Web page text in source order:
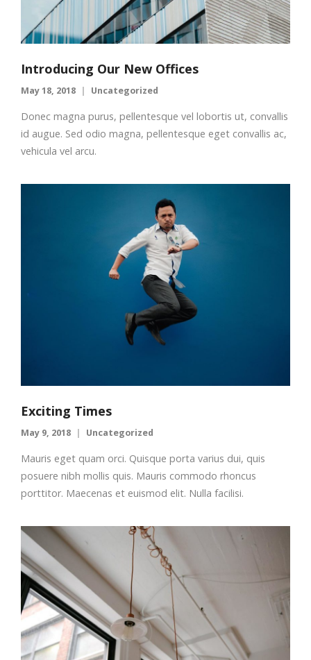
Introducing Our New Offices
May 18, 2018 Uncategorized
Donec magna purus, pellentesque vel lobortis ut, convallis
id augue. Sed odio magna, pellentesque eget convallis ac,
vehicula vel arcu.
Exciting Times
May 9, 2018 Uncategorized
Mauris eget quam orci. Quisque porta varius dui, quis
posuere nibh mollis quis. Mauris commodo rhoncus
porttitor. Maecenas et euismod elit. Nulla facilisi.